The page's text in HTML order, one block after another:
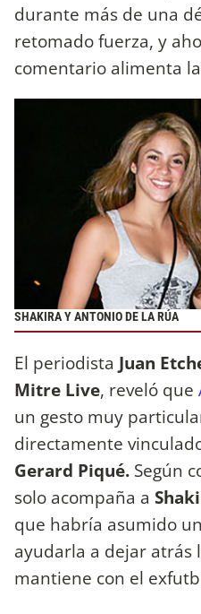
durante más de una
retomado fuerza, y
comentario alimenta
SHAKIRA Y ANTONIO DE LA RÚA
El periodista Juan
Mitre Live, reveló que
un gesto muy
directamente
Gerard Piqué. Según
solo acompaña a
que habría asumido
ayudarla a dejar atrás
mantiene con el